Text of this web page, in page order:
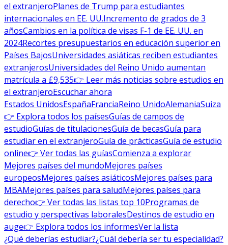
el extranjeroPlanes de Trump para estudiantes
internacionales en EE. UU.Incremento de grados de 3
añosCambios en la política de visas F-1 de EE. UU. en
2024Recortes presupuestarios en educación superior en
Países BajosUniversidades asiáticas reciben estudiantes
extranjerosUniversidades del Reino Unido aumentan
matrícula a £9,535👉 Leer más noticias sobre estudios en
el extranjeroEscuchar ahora
Estados UnidosEspañaFranciaReino UnidoAlemaniaSuiza
👉 Explora todos los paísesGuías de campos de
estudioGuías de titulacionesGuía de becasGuía para
estudiar en el extranjeroGuía de prácticasGuía de estudio
online👉 Ver todas las guíasComienza a explorar
Mejores países del mundoMejores países
europeosMejores países asiáticosMejores países para
MBAMejores países para saludMejores países para
derecho👉 Ver todas las listas top 10Programas de
estudio y perspectivas laboralesDestinos de estudio en
auge👉 Explora todos los informesVer la lista
¿Qué deberías estudiar?¿Cuál debería ser tu especialidad?